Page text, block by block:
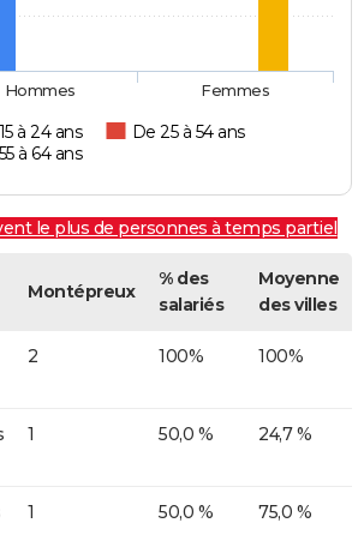
à 24 ans
De 25 à 54 ans
à 64 ans
Hommes Femmes
le plus de personnes à temps partiel
Montépreux
% des
salariés
Moyenne
des villes
2 100% 100%
1 50,0 % 24,7 %
1 50,0 % 75,0 %